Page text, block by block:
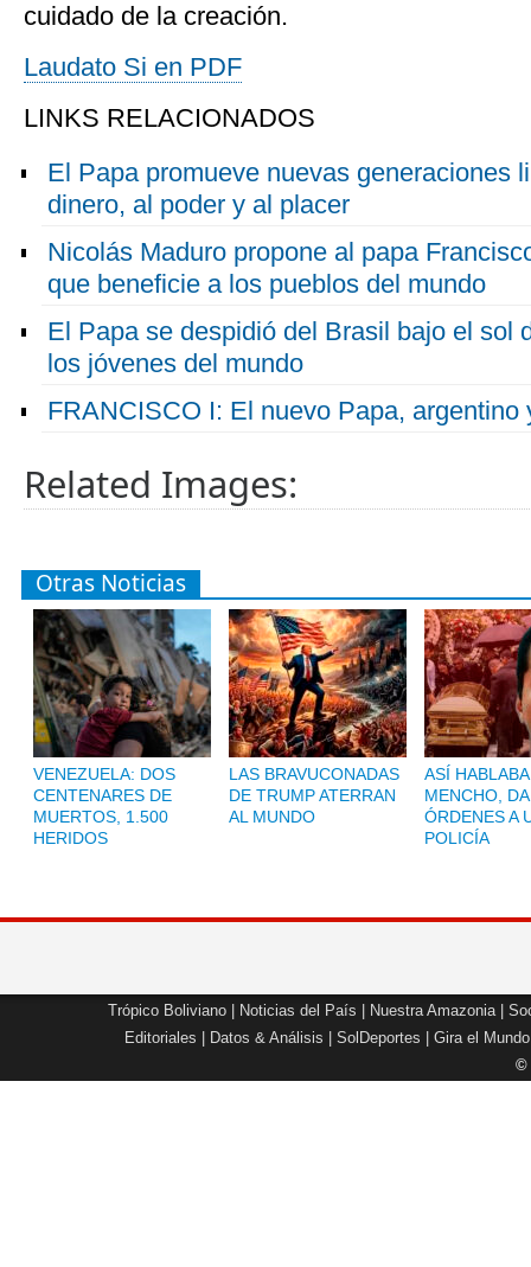
cuidado de la creación.
Laudato Si en PDF
LINKS RELACIONADOS
El Papa promueve nuevas generaciones
dinero, al poder y al placer
Nicolás Maduro propone al papa
que beneficie a los pueblos del mundo
El Papa se despidió del Brasil bajo el sol
los jóvenes del mundo
FRANCISCO I: El nuevo Papa, argentino
Related Images:
Otras Noticias
VENEZUELA: DOS
CENTENARES DE
MUERTOS, 1.500
HERIDOS
LAS BRAVUCONADAS
DE TRUMP ATERRAN
AL MUNDO
ASÍ
MENCHO,
ÓRDENES A
POLICÍA
Trópico Boliviano Noticias del País Nuestra Amazonia|
Editoriales
Datos & Análisis SolDeportes Gira el Mundo
©